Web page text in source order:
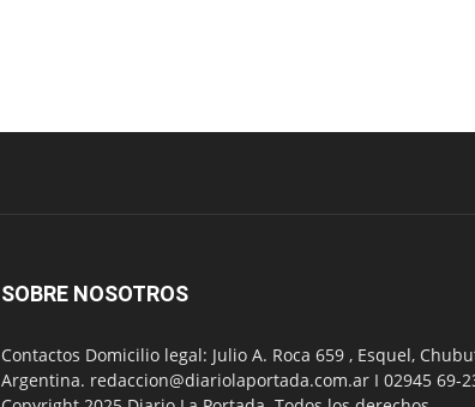
SOBRE NOSOTROS
Contactos Domicilio legal: Julio A. Roca 659 , Esquel,
Argentina. redaccion@diariolaportada.com.ar I 02945 69-